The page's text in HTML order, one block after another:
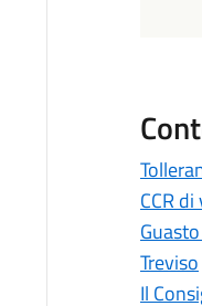
CCR
Treviso
Il